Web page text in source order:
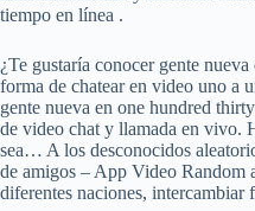
tiempo en línea .
¿Te gustaría conocer gente
forma de chatear en video uno a
gente nueva en one hundred
de video chat y llamada en vivo.
sea… A los desconocidos
de amigos – App Video Random
diferentes naciones,